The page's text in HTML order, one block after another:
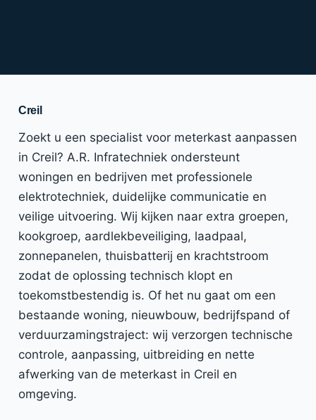
Creil
Zoekt u een specialist voor meterkast aanpassen
in Creil? A.R. Infratechniek ondersteunt
woningen en bedrijven met professionele
elektrotechniek, duidelijke communicatie en
veilige uitvoering. Wij kijken naar extra groepen,
kookgroep, aardlekbeveiliging, laadpaal,
zonnepanelen, thuisbatterij en krachtstroom
zodat de oplossing technisch klopt en
toekomstbestendig is. Of het nu gaat om een
bestaande woning, nieuwbouw, bedrijfspand of
verduurzamingstraject: wij verzorgen technische
controle, aanpassing, uitbreiding en nette
afwerking van de meterkast in Creil en
omgeving.